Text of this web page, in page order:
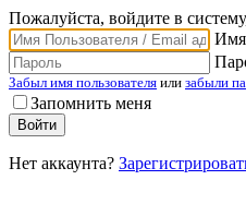
Пожалуйста, войдите в
Имя
Забыл имя пользователя или забыли
Запомнить меня
Нет аккаунта?